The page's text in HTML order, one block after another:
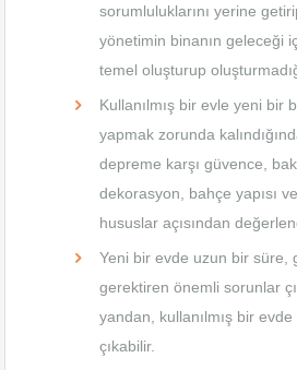
sorumluluklarını yerine
yönetimin binanın geleceği
temel oluşturup
Kullanılmış bir evle yeni bir
yapmak zorunda
depreme karşı güvence,
dekorasyon, bahçe yapısı
hususlar açısından
Yeni bir evde uzun bir süre,
gerektiren önemli sorunlar
yandan, kullanılmış bir
çıkabilir.